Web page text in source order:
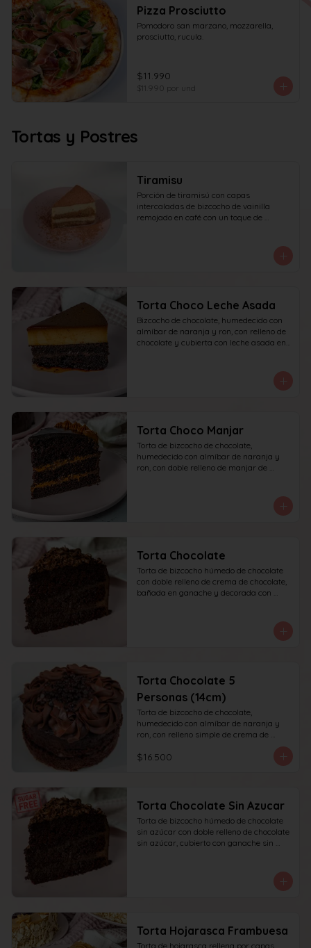
Pizza Prosciutto
Pomodoro san marzano, mozzarella,
prosciutto, rucula.
$11.990
$11.990 por und
Tortas y Postres
Tiramisu
Porción de tiramisú con capas
intercaladas de bizcocho de vainilla
remojado en café con un toque de
Torta Choco Leche Asada
Bizcocho de chocolate, humedecido con
almíbar de naranja y ron, con relleno de
chocolate y cubierta con leche asada en
Torta Choco Manjar
Torta de bizcocho de chocolate,
humedecido con almíbar de naranja y
ron, con doble relleno de manjar de
Torta Chocolate
Torta de bizcocho húmedo de chocolate
con doble relleno de crema de chocolate,
bañada en ganache y decorada con
Torta Chocolate 5
Personas (14cm)
Torta de bizcocho de chocolate,
humedecido con almíbar de naranja y
ron, con relleno simple de crema de
ganache de chocolate. Recomendada
$16.500
Torta Chocolate Sin Azucar
Torta de bizcocho húmedo de chocolate
sin azúcar con doble relleno de chocolate
sin azúcar, cubierto con ganache sin
Torta Hojarasca Frambuesa
Torta de hojarasca rellena por capas